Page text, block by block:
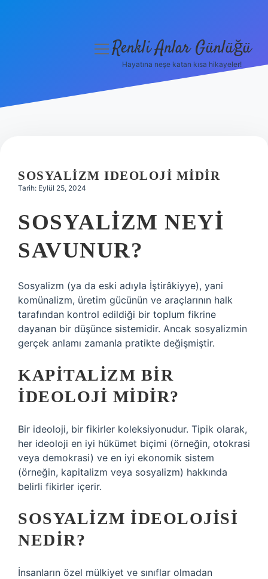
Hakkımızda
menüyüRenkli Anlar Günlüğü
Hayatına neşe katan kısa hikayeler!
SOSYALIZM IDEOLOJI MIDIR
Tarih: Eylül 25, 2024
SOSYALIZM NEYI
SAVUNUR?
Sosyalizm (ya da eski adıyla İştirâkiyye), yani
komünalizm, üretim gücünün ve araçlarının halk
tarafından kontrol edildiği bir toplum fikrine
dayanan bir düşünce sistemidir. Ancak sosyalizmin
gerçek anlamı zamanla pratikte değişmiştir.
KAPITALIZM BIR
IDEOLOJI MIDIR?
Bir ideoloji, bir fikirler koleksiyonudur. Tipik olarak,
her ideoloji en iyi hükümet biçimi (örneğin, otokrasi
veya demokrasi) ve en iyi ekonomik sistem
(örneğin, kapitalizm veya sosyalizm) hakkında
belirli fikirler içerir.
SOSYALIZM IDEOLOJISI
NEDIR?
İnsanların özel mülkiyet ve sınıflar olmadan